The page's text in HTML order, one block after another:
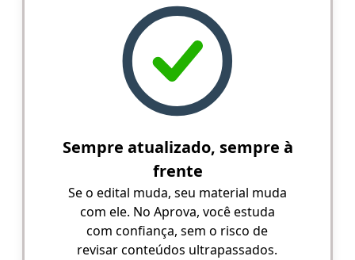
Sempre atualizado, sempre à
frente
Se o edital muda, seu material muda
com ele. No Aprova, você estuda
com confiança, sem o risco de
revisar conteúdos ultrapassados.